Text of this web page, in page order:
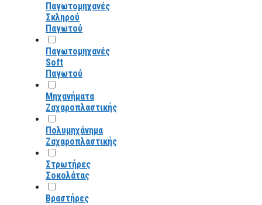
Παγωτομηχανές
Σκληρού
Παγωτού
Παγωτομηχανές
Soft
Παγωτού
Μηχανήματα
Ζαχαροπλαστικής
Πολυμηχάνημα
Ζαχαροπλαστικής
Στρωτήρες
Σοκολάτας
Βραστήρες